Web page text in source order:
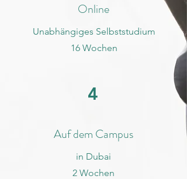
Online
Unabhängiges Selbststudium
16 Wochen
4
Auf dem Campus
in Dubai
2 Wochen